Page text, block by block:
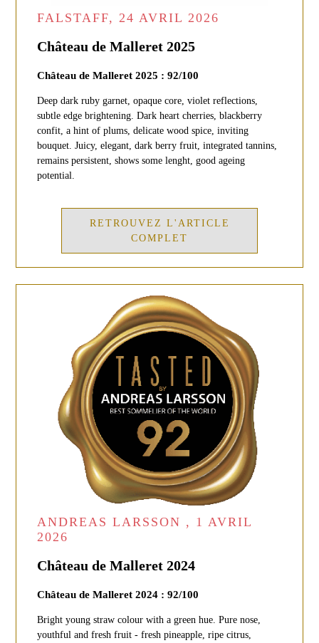
FALSTAFF, 24 AVRIL 2026
Château de Malleret 2025
Château de Malleret 2025 : 92/100
Deep dark ruby garnet, opaque core, violet reflections,
subtle edge brightening. Dark heart cherries, blackberry
confit, a hint of plums, delicate wood spice, inviting
bouquet. Juicy, elegant, dark berry fruit, integrated tannins,
remains persistent, shows some lenght, good ageing
potential.
RETROUVEZ L'ARTICLE
COMPLET
ANDREAS LARSSON , 1 AVRIL
2026
Château de Malleret 2024
Château de Malleret 2024 : 92/100
Bright young straw colour with a green hue. Pure nose,
youthful and fresh fruit - fresh pineapple, ripe citrus,